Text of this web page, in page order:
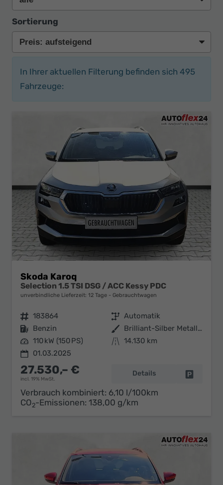
Sortierung
In Ihrer aktuellen Filterung befinden sich 495
Fahrzeuge:
Skoda Karoq
Selection 1.5 TSI DSG / ACC Kessy PDC
unverbindliche Lieferzeit: 12 Tage Gebrauchtwagen
Fahrzeugnr. 183864 Getriebe Automatik
Kraftstoff Benzin Außenfarbe
Brilliant-Silber Metallic
Leistung 110 kW (150 PS) Kilometerstand 14.130 km
01.03.2025
27.530,– €
incl. 19% MwSt.
Details
Verbrauch kombiniert: 6,10 l/100km
CO2-Emissionen: 138,00 g/km